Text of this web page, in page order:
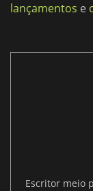
lançamentos e
Escritor meio